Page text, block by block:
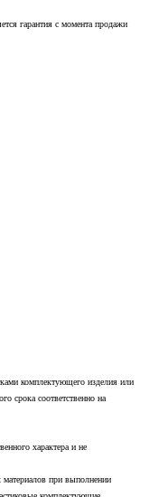
гарантия с момента продажи
комплектующего изделия или
срока соответственно на
характера и не
материалов при выполнении